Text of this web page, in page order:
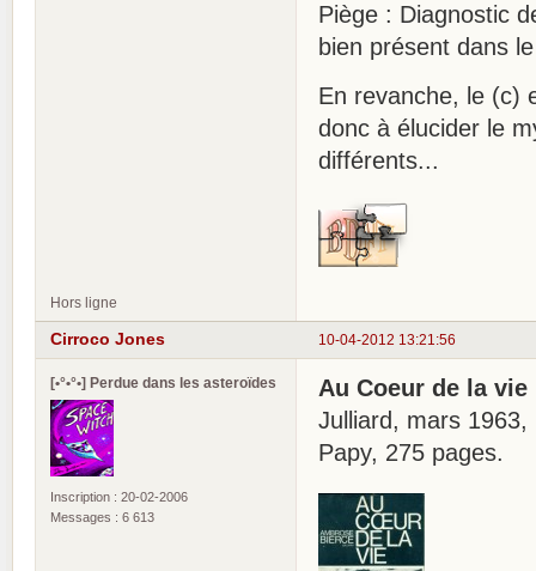
Piège : Diagnostic
bien présent dans
En revanche, le (c)
donc à élucider le
différents...
Hors ligne
10-04-2012 13:21:56
Cirroco Jones
[•°•°•] Perdue dans les asteroïdes
Inscription : 20-02-2006
Messages : 6 613
Au Coeur de la vie
Julliard, mars
Papy, 275 pages.